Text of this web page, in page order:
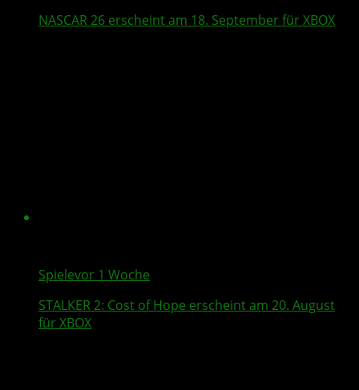
NASCAR 26 erscheint am 18. September für XBOX
Spielevor 1 Woche
STALKER 2: Cost of Hope erscheint am 20. August
für XBOX